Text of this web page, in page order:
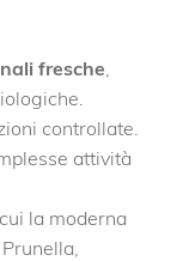
fresche
controllate.
attività
la moderna